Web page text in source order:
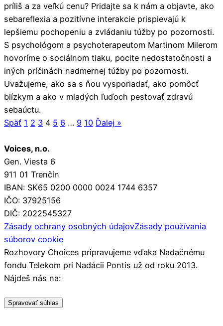
príliš a za veľkú cenu? Pridajte sa k nám a objavte, ako
sebareflexia a pozitívne interakcie prispievajú k
lepšiemu pochopeniu a zvládaniu túžby po pozornosti.
S psychológom a psychoterapeutom Martinom Milerom
hovoríme o sociálnom tlaku, pocite nedostatočnosti a
iných príčinách nadmernej túžby po pozornosti.
Uvažujeme, ako sa s ňou vysporiadať, ako pomôcť
blízkym a ako v mladých ľuďoch pestovať zdravú
sebaúctu.
Späť 1 2 3 4 5 6 … 9 10 Ďalej »
Voices, n.o.
Gen. Viesta 6
911 01 Trenčín
IBAN: SK65 0200 0000 0024 1744 6357
IČO: 37925156
DIČ: 2022545327
Zásady ochrany osobných údajovZásady používania
súborov cookie
Rozhovory Choices pripravujeme vďaka Nadačnému
fondu Telekom pri Nadácii Pontis už od roku 2013.
Nájdeš nás na:
Spravovať súhlas